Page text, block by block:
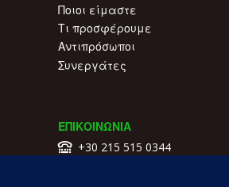
Ποιοι είμαστε
Τι προσφέρουμε
Αντιπρόσωποι
Συνεργάτες
ΕΠΙΚΟΙΝΩΝΙΑ
+30 215 515 0344